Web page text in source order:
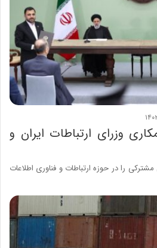
وزرای ارتباطات ایران و
را در حوزه ارتباطات و فناوری اطلاعات